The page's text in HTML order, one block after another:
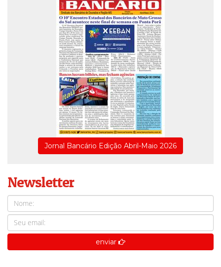
Jornal Bancário Edição Abril-Maio 2026
Newsletter
enviar